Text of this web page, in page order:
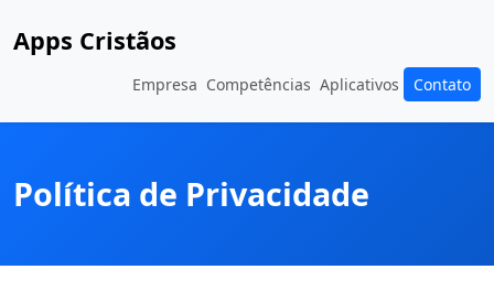
Apps Cristãos
Empresa Competências Aplicativos Contato
Política de Privacidade